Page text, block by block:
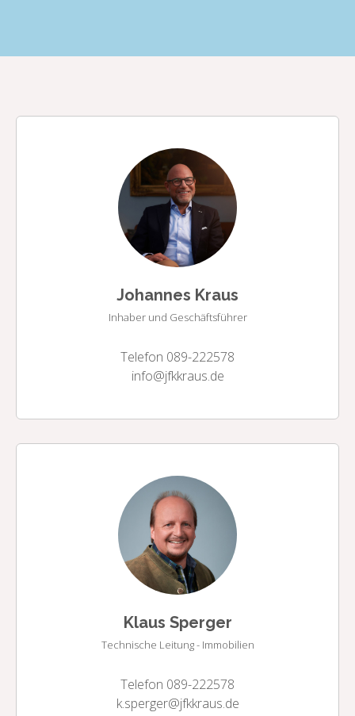
Johannes Kraus
Inhaber und Geschäftsführer
Telefon 089-222578
info@jfkkraus.de
Klaus Sperger
Technische Leitung - Immobilien
Telefon 089-222578
k.sperger@jfkkraus.de